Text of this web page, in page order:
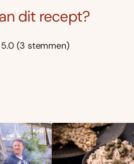
dit recept?
(3 stemmen)